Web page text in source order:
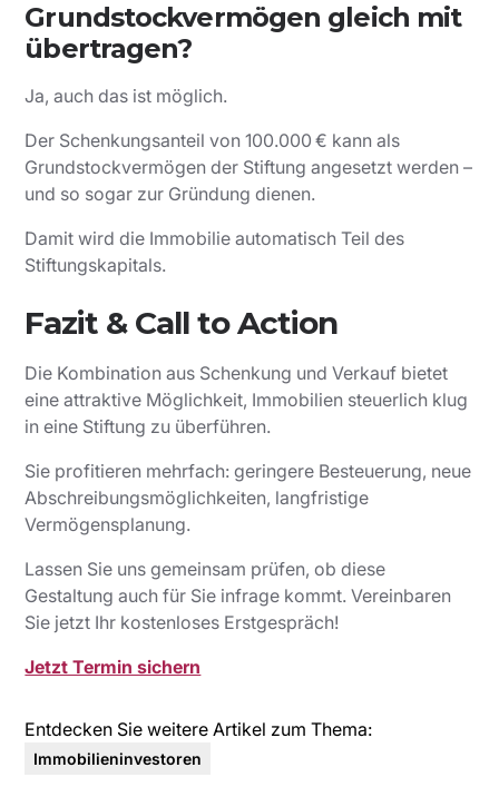
Grundstockvermögen gleich mit
übertragen?
Ja, auch das ist möglich.
Der Schenkungsanteil von 100.000 € kann als
Grundstockvermögen der Stiftung angesetzt werden –
und so sogar zur Gründung dienen.
Damit wird die Immobilie automatisch Teil des
Stiftungskapitals.
Fazit & Call to Action
Die Kombination aus Schenkung und Verkauf bietet
eine attraktive Möglichkeit, Immobilien steuerlich klug
in eine Stiftung zu überführen.
Sie profitieren mehrfach: geringere Besteuerung, neue
Abschreibungsmöglichkeiten, langfristige
Vermögensplanung.
Lassen Sie uns gemeinsam prüfen, ob diese
Gestaltung auch für Sie infrage kommt. Vereinbaren
Sie jetzt Ihr kostenloses Erstgespräch!
Jetzt Termin sichern
Entdecken Sie weitere Artikel zum Thema:
Immobilieninvestoren